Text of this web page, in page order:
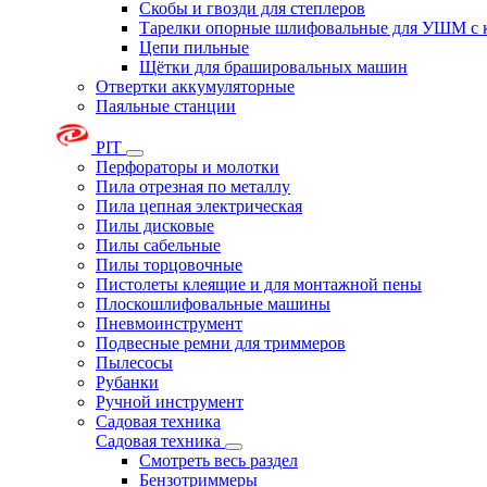
Скобы и гвозди для степлеров
Тарелки опорные шлифовальные для УШМ с
Цепи пильные
Щётки для брашировальных машин
Отвертки аккумуляторные
Паяльные станции
PIT
Перфораторы и молотки
Пила отрезная по металлу
Пила цепная электрическая
Пилы дисковые
Пилы сабельные
Пилы торцовочные
Пистолеты клеящие и для монтажной пены
Плоскошлифовальные машины
Пневмоинструмент
Подвесные ремни для триммеров
Пылесосы
Рубанки
Ручной инструмент
Садовая техника
Садовая техника
Смотреть весь раздел
Бензотриммеры